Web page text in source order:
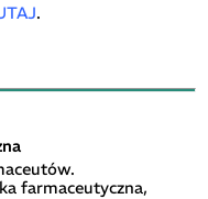
.
farmaceutyczna,